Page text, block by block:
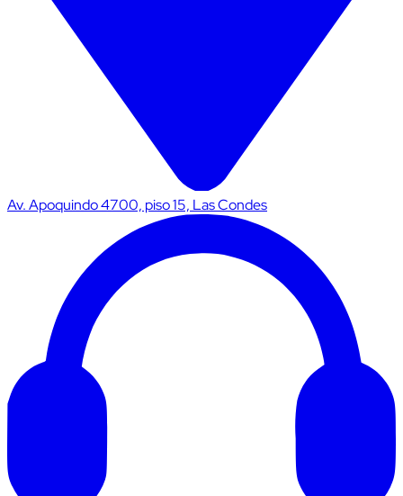
Av. Apoquindo 4700, piso 15, Las Condes